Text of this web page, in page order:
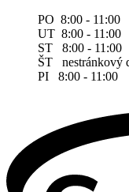
PO 8:00 - 11:00
UT 8:00 - 11:00
ST 8:00 - 11:00
ŠT nestránkový
PI 8:00 - 11:00